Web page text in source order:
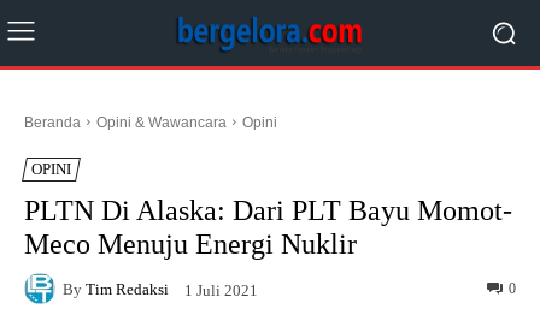
Beranda Opini & Wawancara Opini
OPINI
PLTN Di Alaska: Dari PLT Bayu Momot-
Meco Menuju Energi Nuklir
By Tim Redaksi 1 Juli 2021 0